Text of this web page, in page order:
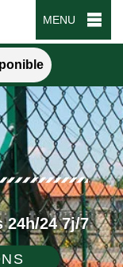
MENU
24 7j/7